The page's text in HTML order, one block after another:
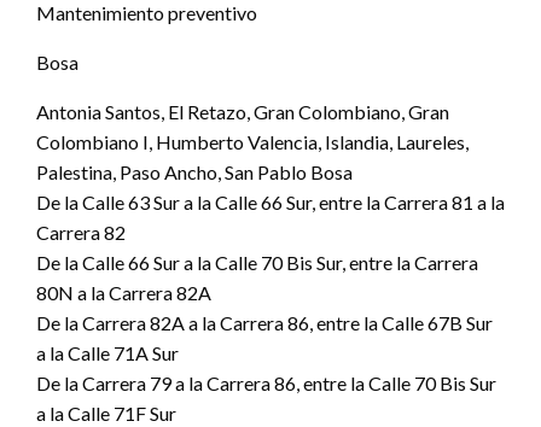
Mantenimiento preventivo
Bosa
Antonia Santos, El Retazo, Gran Colombiano, Gran
Colombiano I, Humberto Valencia, Islandia, Laureles,
Palestina, Paso Ancho, San Pablo Bosa
De la Calle 63 Sur a la Calle 66 Sur, entre la Carrera 81 a la
Carrera 82
De la Calle 66 Sur a la Calle 70 Bis Sur, entre la Carrera
80N a la Carrera 82A
De la Carrera 82A a la Carrera 86, entre la Calle 67B Sur
a la Calle 71A Sur
De la Carrera 79 a la Carrera 86, entre la Calle 70 Bis Sur
a la Calle 71F Sur